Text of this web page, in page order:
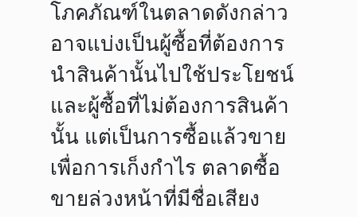
โภคภัณฑ์ในตลาดดังกล่าว
อาจแบ่งเป็นผู้ซื้อที่ต้องการ
นำสินค้านั้นไปใช้ประโยชน์
และผู้ซื้อที่ไม่ต้องการสินค้า
นั้น แต่เป็นการซื้อแล้วขาย
เพื่อการเก็งกำไร ตลาดซื้อ
ขายล่วงหน้าที่มีชื่อเสียง